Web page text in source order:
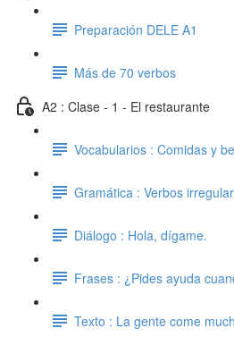
Preparación DELE A1
Más de 70 verbos
A2 : Clase - 1 - El restaurante
Vocabularios : Comidas y
Gramática : Verbos
Diálogo : Hola, dígame.
Frases : ¿Pides ayuda
Texto : La gente come